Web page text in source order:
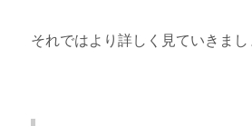
それではより詳しく見ていきまし